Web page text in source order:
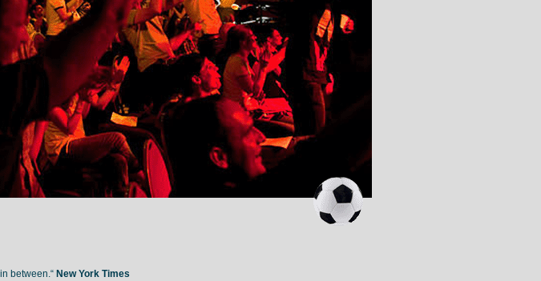
between.“ New York Times